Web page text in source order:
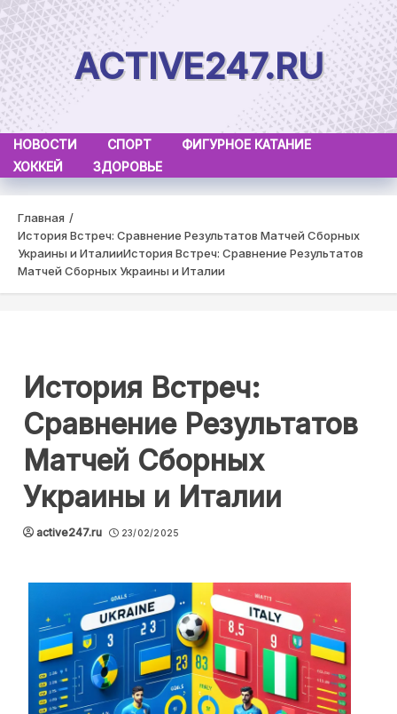
Skip
to
content
ACTIVE247.RU
НОВОСТИ СПОРТ
ФИГУРНОЕ КАТАНИЕ
ХОККЕЙ
ЗДОРОВЬЕ
Главная
История Встреч: Сравнение Результатов Матчей Сборных
Украины и ИталииИстория Встреч: Сравнение Результатов
Матчей Сборных Украины и Италии
История Встреч:
Сравнение Результатов
Матчей Сборных
Украины и Италии
active247.ru 23/02/2025